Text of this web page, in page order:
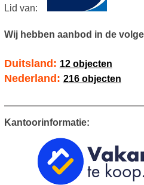
Lid van:
Wij hebben aanbod in de
Duitsland: 12 objecten
Nederland: 216 objecten
Kantoorinformatie: